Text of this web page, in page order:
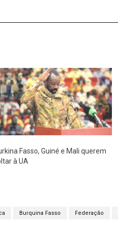
Fasso, Guiné e Mali querem
à UA
Burquina Fasso Federação